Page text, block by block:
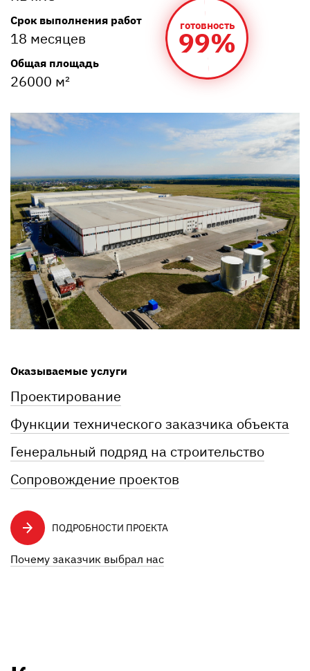
Срок выполнения работ
18 месяцев
Общая площадь
26000 м²
готовность
99%
Оказываемые услуги
Проектирование
Функции технического заказчика объекта
Генеральный подряд на строительство
Сопровождение проектов
ПОДРОБНОСТИ ПРОЕКТА
Почему заказчик выбрал нас